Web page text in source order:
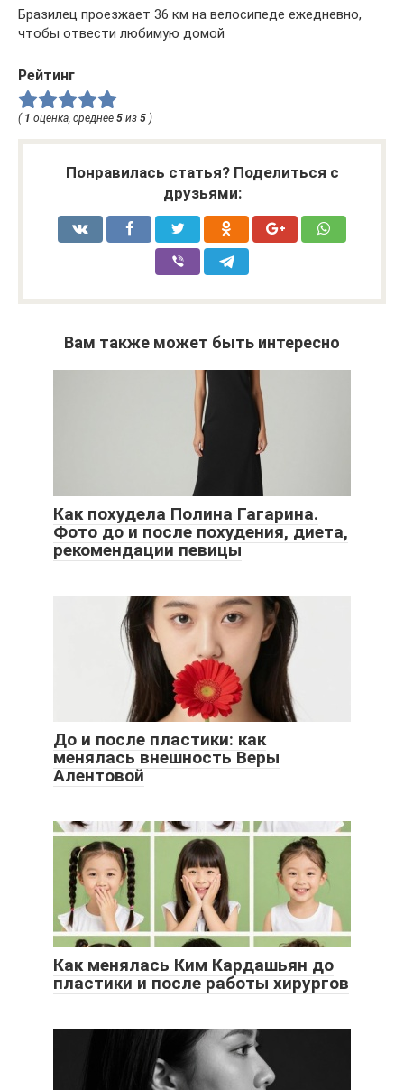
Бразилец проезжает 36 км на велосипеде ежедневно,
чтобы отвести любимую домой
Рейтинг
( 1 оценка, среднее 5 из 5 )
Понравилась статья? Поделиться с
друзьями:
Вам также может быть интересно
Как похудела Полина Гагарина.
Фото до и после похудения, диета,
рекомендации певицы
До и после пластики: как
менялась внешность Веры
Алентовой
Как менялась Ким Кардашьян до
пластики и после работы хирургов